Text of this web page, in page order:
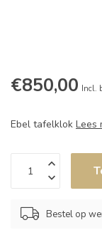
€850,00 Incl.
Ebel tafelklok Lees
Bestel op